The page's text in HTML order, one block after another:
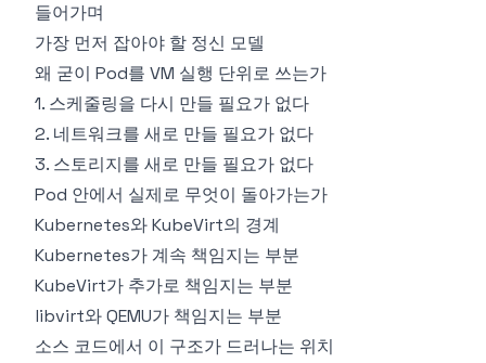
들어가며
가장 먼저 잡아야 할 정신 모델
왜 굳이 Pod를 VM 실행 단위로 쓰는가
1. 스케줄링을 다시 만들 필요가 없다
2. 네트워크를 새로 만들 필요가 없다
3. 스토리지를 새로 만들 필요가 없다
Pod 안에서 실제로 무엇이 돌아가는가
Kubernetes와 KubeVirt의 경계
Kubernetes가 계속 책임지는 부분
KubeVirt가 추가로 책임지는 부분
libvirt와 QEMU가 책임지는 부분
소스 코드에서 이 구조가 드러나는 위치